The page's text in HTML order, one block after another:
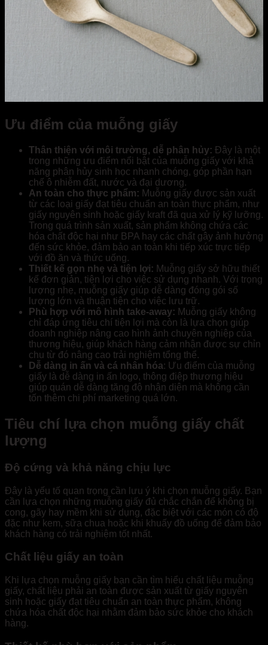
Ưu điểm của muỗng giấy
Thân thiện với môi trường, dễ phân hủy: Đây là một
trong những ưu điểm nổi bật của muỗng giấy với khả
năng phân hủy sinh học nhanh chóng, góp phần hạn
chế ô nhiễm đất, nước và đại dương.
An toàn cho thực phẩm: Muỗng giấy được sản xuất
từ các loại giấy đạt tiêu chuẩn an toàn thực phẩm, như
giấy nguyên sinh hoặc giấy kraft đã qua xử lý kỹ lưỡng.
Trong quá trình sản xuất, sản phẩm không chứa các
hóa chất độc hại như BPA hay các chất gây ảnh hưởng
đến sức khỏe, đảm bảo an toàn khi tiếp xúc trực tiếp
với đồ ăn và thức uống.
Thiết kế gọn nhẹ và tiện lợi: Muỗng giấy sở hữu thiết
kế đơn giản, tiện lợi cho việc sử dụng nhanh. Với trọng
lượng nhẹ, muỗng giấy giúp dễ dàng đóng gói số
lượng lớn và thuận tiện cho việc lưu trữ.
Phù hợp với mô hình take-away: Muỗng giấy không
chỉ đáp ứng tiêu chí tiện lợi mà còn là lựa chọn giúp
doanh nghiệp nâng cao hình ảnh chuyên nghiệp của
thương hiệu, giúp khách hàng cảm nhận được sự chỉn
chu từ đó nâng cao trải nghiệm tổng thể.
Dễ dàng in ấn và cá nhân hóa: Ưu điểm của muỗng
giấy là dễ dàng in ấn logo, thông điệp thương hiệu
giúp quán dễ dàng tăng độ nhận diện mà không cần
tốn thêm chi phí marketing quá lớn.
Tiêu chí lựa chọn muỗng giấy chất
lượng
Độ cứng và khả năng chịu lực
Đây là yếu tố quan trọng cần lưu ý khi chọn muỗng giấy. Bạn
cần lựa chọn những muỗng giấy đủ chắc chắn để không bị
cong, gãy hay mềm khi sử dụng, đặc biệt với các món có độ
đặc như kem, sữa chua hoặc khi khuấy đồ uống để đảm bảo
khách hàng có trải nghiệm tốt nhất.
Chất liệu giấy an toàn
Khi lựa chọn muỗng giấy bạn cần tìm hiểu chất liệu muỗng
giấy, chất liệu phải an toàn được sản xuất từ giấy nguyên
sinh hoặc giấy đạt tiêu chuẩn an toàn thực phẩm, không
chứa hóa chất độc hại nhằm đảm bảo sức khỏe cho khách
hàng.